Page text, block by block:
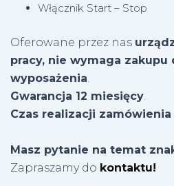
Włącznik Start – Stop
Oferowane przez nas
pracy, nie wymaga
wyposażenia.
Gwarancja 12 miesięcy.
Czas realizacji zamówienia
Masz pytanie na temat
Zapraszamy do kontaktu!